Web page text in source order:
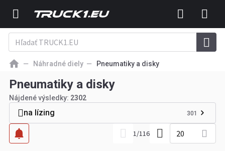
Náhradné diely Pneumatiky a disky
Pneumatiky a disky
Nájdené výsledky: 2302
na lízing 301
1/116 20